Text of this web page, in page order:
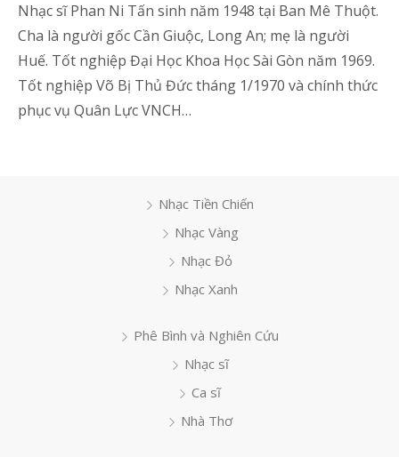
Nhạc sĩ Phan Ni Tấn sinh năm 1948 tại Ban Mê Thuột.
Cha là người gốc Cần Giuộc, Long An; mẹ là người
Huế. Tốt nghiệp Đại Học Khoa Học Sài Gòn năm 1969.
Tốt nghiệp Võ Bị Thủ Đức tháng 1/1970 và chính thức
phục vụ Quân Lực VNCH…
Nhạc Tiền Chiến
Nhạc Vàng
Nhạc Đỏ
Nhạc Xanh
Phê Bình và Nghiên Cứu
Nhạc sĩ
Ca sĩ
Nhà Thơ